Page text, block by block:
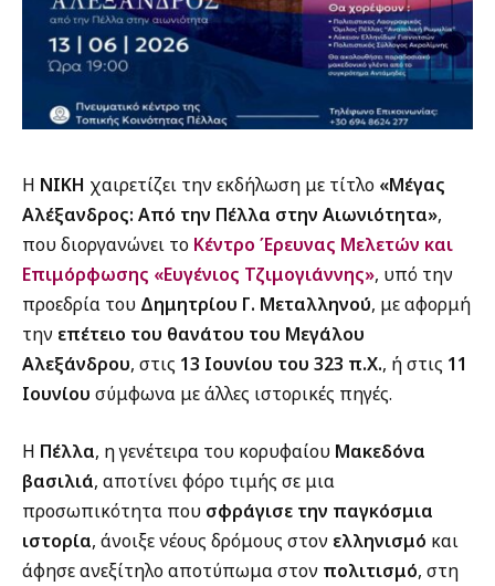
Η ΝΙΚΗ χαιρετίζει την εκδήλωση με τίτλο «Μέγας
Αλέξανδρος: Από την Πέλλα στην Αιωνιότητα»,
που διοργανώνει το Κέντρο Έρευνας Μελετών και
Επιμόρφωσης «Ευγένιος Τζιμογιάννης», υπό την
προεδρία του Δημητρίου Γ. Μεταλληνού, με αφορμή
την επέτειο του θανάτου του Μεγάλου
Αλεξάνδρου, στις 13 Ιουνίου του 323 π.Χ., ή στις 11
Ιουνίου σύμφωνα με άλλες ιστορικές πηγές.
Η Πέλλα, η γενέτειρα του κορυφαίου Μακεδόνα
βασιλιά, αποτίνει φόρο τιμής σε μια
προσωπικότητα που σφράγισε την παγκόσμια
ιστορία, άνοιξε νέους δρόμους στον ελληνισμό και
άφησε ανεξίτηλο αποτύπωμα στον πολιτισμό, στη